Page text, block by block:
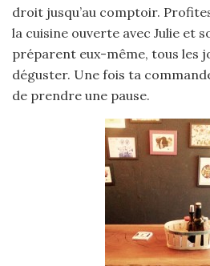
droit jusqu’au comptoir.
la cuisine ouverte avec Julie et
préparent eux-même, tous les
déguster. Une fois ta
de prendre une pause.